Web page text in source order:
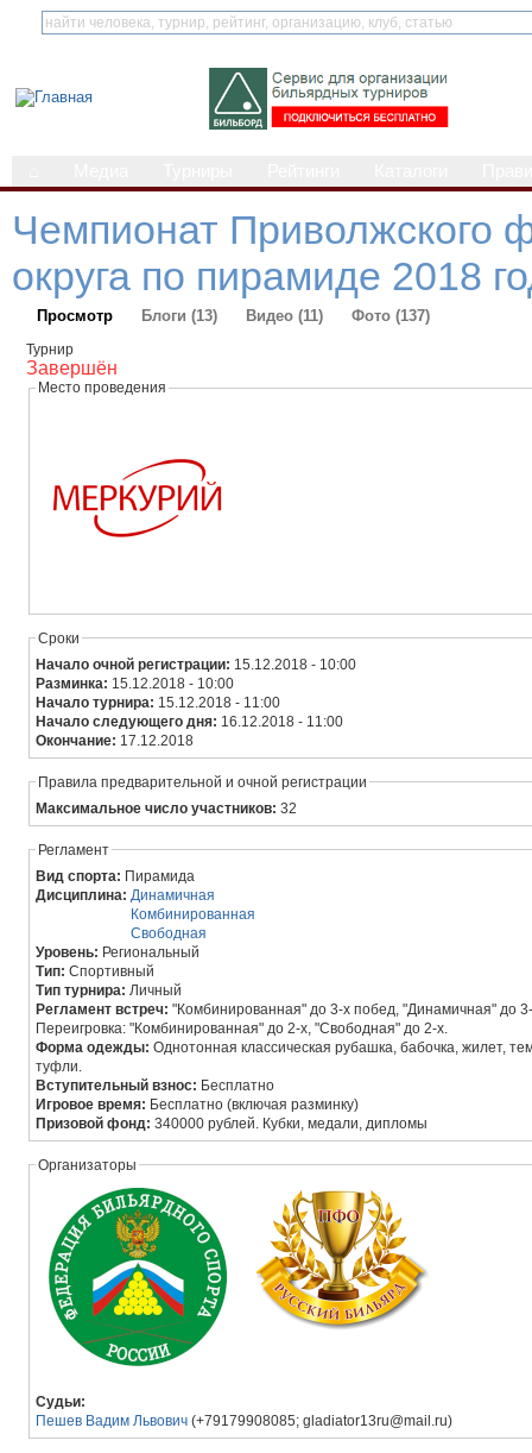
Чемпионат Приволжского
округа по пирамиде 2018
Просмотр Блоги (13) Видео (11) Фото (137)
Турнир
Завершён
Место проведения
Сроки
Начало очной регистрации: 15.12.2018 - 10:00
Разминка: 15.12.2018 - 10:00
Начало турнира: 15.12.2018 - 11:00
Начало следующего дня: 16.12.2018 - 11:00
Окончание: 17.12.2018
Правила предварительной и очной регистрации
Максимальное число участников:32
Регламент
Вид спорта: Пирамида
Дисциплина: Динамичная
Комбинированная
Свободная
Уровень: Региональный
Тип:Спортивный
Тип турнира: Личный
Регламент встреч:"Комбинированная" до 3-х побед, "Динамичная" до
Переигровка: "Комбинированная" до 2-х, "Свободная" до 2-х.
Форма одежды:Однотонная классическая рубашка, бабочка, жилет,
туфли.
Вступительный взнос: Бесплатно
Игровое время: Бесплатно (включая разминку)
Призовой фонд:340000 рублей. Кубки, медали, дипломы
Организаторы
Судьи:
Пешев Вадим Львович (+79179908085; gladiator13ru@mail.ru)